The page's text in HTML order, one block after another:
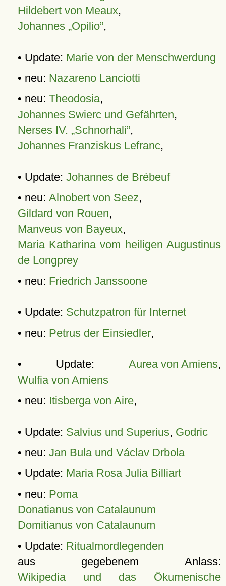
Hildebert von Meaux,
Johannes „Opilio”,
• Update: Marie von der Menschwerdung
• neu: Nazareno Lanciotti
• neu: Theodosia,
Johannes Swierc und Gefährten,
Nerses IV. „Schnorhali”,
Johannes Franziskus Lefranc,
• Update: Johannes de Brébeuf
• neu: Alnobert von Seez,
Gildard von Rouen,
Manveus von Bayeux,
Maria Katharina vom heiligen Augustinus
de Longprey
• neu: Friedrich Janssoone
• Update: Schutzpatron für Internet
• neu: Petrus der Einsiedler,
• Update: Aurea von Amiens,
Wulfia von Amiens
• neu: Itisberga von Aire,
• Update: Salvius und Superius, Godric
• neu: Jan Bula und Václav Drbola
• Update: Maria Rosa Julia Billiart
• neu: Poma
Donatianus von Catalaunum
Domitianus von Catalaunum
• Update: Ritualmordlegenden
aus gegebenem Anlass:
Wikipedia und das Ökumenische